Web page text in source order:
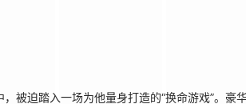
被迫踏入一场为他量身打造的“换命游戏”。豪